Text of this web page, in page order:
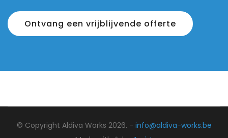
Ontvang een vrijblijvende offerte
© Copyright Aldiva Works 2026. - info@aldiva-works.be